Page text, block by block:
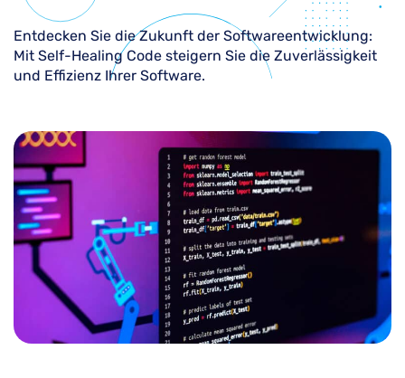
Entdecken Sie die Zukunft der Softwareentwicklung:
Mit Self-Healing Code steigern Sie die Zuverlässigkeit
und Effizienz Ihrer Software.